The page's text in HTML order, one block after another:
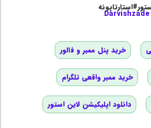
Darvishzade
خرید پنل ممبر و فالور
خرید ممبر واقعی تلگرام
دانلود اپلیکیشن لاین استور